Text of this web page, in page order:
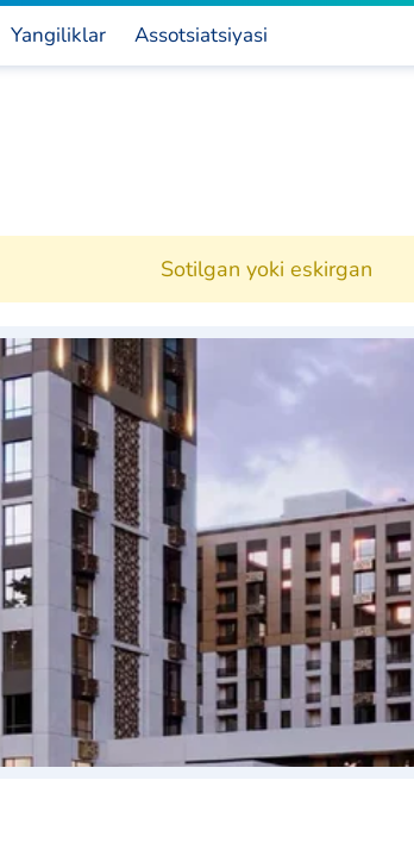
Yangiliklar Assotsiatsiyasi
Sotilgan yoki eskirgan